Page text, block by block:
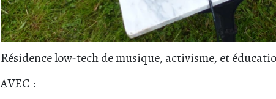
Résidence low-tech de musique, activisme, et
AVEC :